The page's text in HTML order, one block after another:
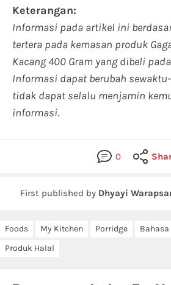
Keterangan:
Informasi pada artikel ini
tertera pada kemasan produk
Kacang 400 Gram yang dibeli
Informasi dapat berubah
tidak dapat selalu menjamin
informasi.
0
First published by Dhyayi
Foods My Kitchen Porridge
Produk Halal